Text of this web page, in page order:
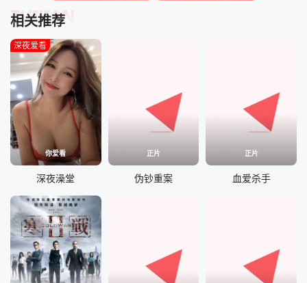
相关推荐
TUIJIAN
你爱看
深夜爱看
深夜澡堂
正片
伪钞重案
正片
血爱杀手